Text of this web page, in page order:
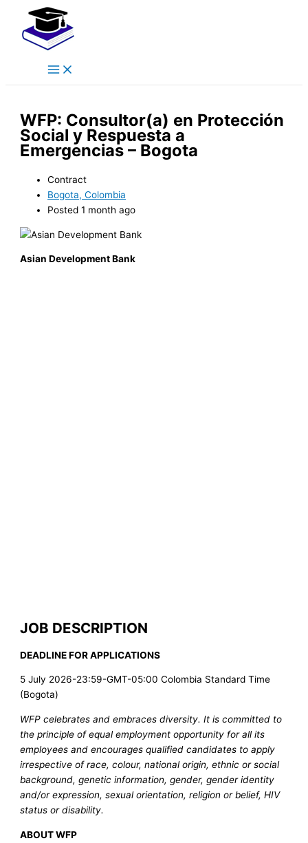
content
Menu
WFP: Consultor(a) en Protección
Social y Respuesta a
Emergencias – Bogota
Contract
Bogota, Colombia
Posted 1 month ago
Asian Development Bank
JOB DESCRIPTION
DEADLINE FOR APPLICATIONS
5 July 2026-23:59-GMT-05:00 Colombia Standard Time
(Bogota)
WFP celebrates and embraces diversity. It is committed to
the principle of equal employment opportunity for all its
employees and encourages qualified candidates to apply
irrespective of race, colour, national origin, ethnic or social
background, genetic information, gender, gender identity
and/or expression, sexual orientation, religion or belief, HIV
status or disability.
ABOUT WFP